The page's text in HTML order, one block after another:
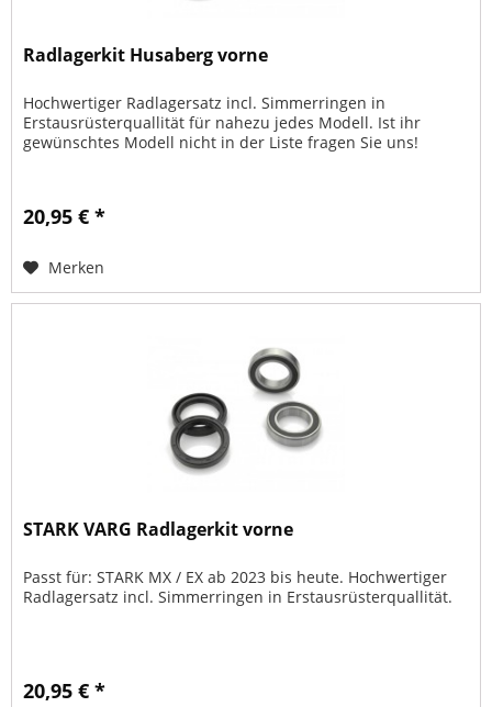
Radlagerkit Husaberg vorne
Hochwertiger Radlagersatz incl. Simmerringen in
Erstausrüsterquallität für nahezu jedes Modell. Ist ihr
gewünschtes Modell nicht in der Liste fragen Sie uns!
20,95 € *
Merken
STARK VARG Radlagerkit vorne
Passt für: STARK MX / EX ab 2023 bis heute. Hochwertiger
Radlagersatz incl. Simmerringen in Erstausrüsterquallität.
20,95 € *